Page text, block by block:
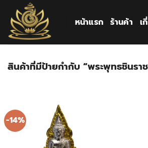
เนื้อหา
หน้าแรก ร้านค้า เ
สินค้าที่มีป้ายกำกับ “พระพุทธชินรา
-14%